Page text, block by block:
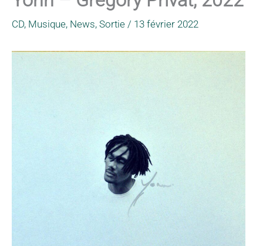
CD, Musique, News, Sortie / 13 février 2022